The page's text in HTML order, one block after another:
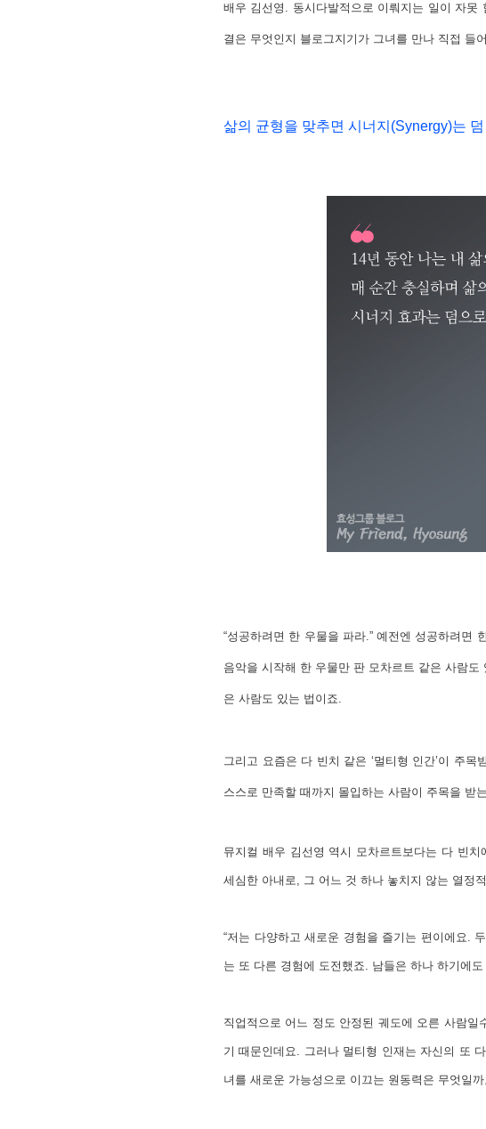
배우 김선영. 동시다발적으로 이뤄지는 일이 자
결은 무엇인지 블로그지기가 그녀를 만나 직접 들
삶의 균형을 맞추면 시너지(Synergy)는 덤
“성공하려면 한 우물을 파라.” 예전엔 성공하려면
음악을 시작해 한 우물만 판 모차르트 같은 사람
은 사람도 있는 법이죠.
그리고 요즘은 다 빈치 같은 ‘멀티형 인간’이 주
스스로 만족할 때까지 몰입하는 사람이 주목을 받
뮤지컬 배우 김선영 역시 모차르트보다는 다 빈
세심한 아내로, 그 어느 것 하나 놓치지 않는 열정
“저는 다양하고 새로운 경험을 즐기는 편이에요.
는 또 다른 경험에 도전했죠. 남들은 하나 하기에
직업적으로 어느 정도 안정된 궤도에 오른 사람
기 때문인데요. 그러나 멀티형 인재는 자신의 또
녀를 새로운 가능성으로 이끄는 원동력은 무엇일